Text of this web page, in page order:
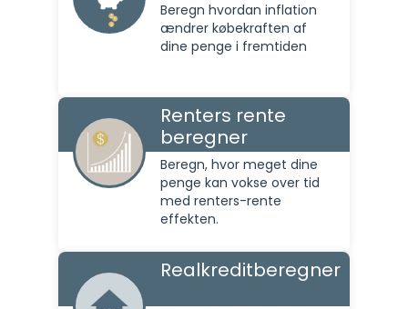
Beregn hvordan inflation
ændrer købekraften af
dine penge i fremtiden
Renters rente
beregner
Beregn, hvor meget dine
penge kan vokse over tid
med renters-rente
effekten.
Realkreditberegner